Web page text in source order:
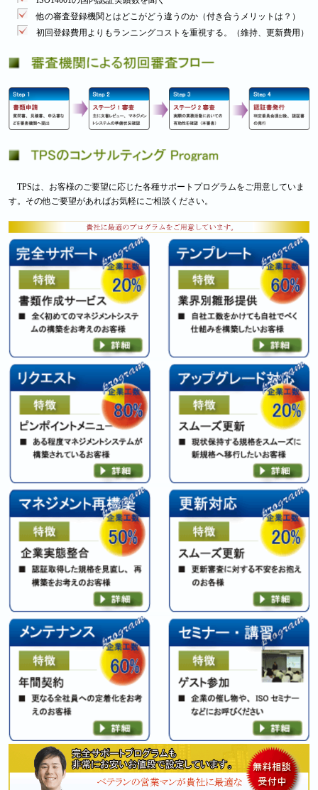
他の審査登録機関とはどこがどう違うのか（付き合うメリットは？）
初回登録費用よりもランニングコストを重視する。（維持、更新費用）
TPSは、お客様のご要望に応じた各種サポートプログラムをご用意していま
す。その他ご要望があればお気軽にご相談ください。